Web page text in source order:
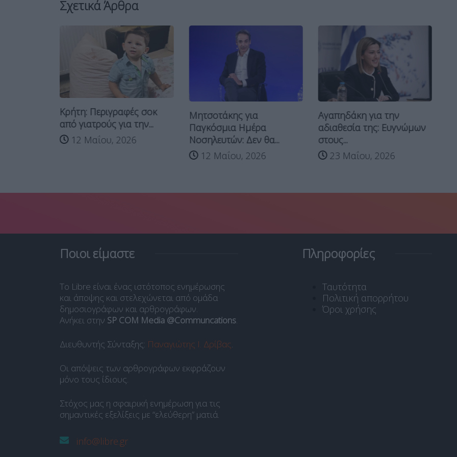
Σχετικά Άρθρα
Κρήτη: Περιγραφές σοκ
από γιατρούς για την...
12 Μαΐου, 2026
Μητσοτάκης για
Παγκόσμια Ημέρα
Νοσηλευτών: Δεν θα...
12 Μαΐου, 2026
Αγαπηδάκη για την
αδιαθεσία της: Ευγνώμων
στους...
23 Μαΐου, 2026
Ποιοι είμαστε
Το Libre είναι ένας ιστότοπος ενημέρωσης
και άποψης και στελεχώνεται από ομάδα
δημοσιογράφων και αρθρογράφων.
Ανήκει στην SP COM Media @Communcations.
Διευθυντής Σύνταξης: Παναγιώτης Ι. Δρίβας.
Οι απόψεις των αρθρογράφων εκφράζουν
μόνο τους ίδιους.
Στόχος μας η σφαιρική ενημέρωση για τις
σημαντικές εξελίξεις με “ελεύθερη” ματιά.
info@libre.gr
Πληροφορίες
Ταυτότητα
Πολιτική απορρήτου
Όροι χρήσης